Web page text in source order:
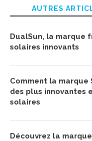
AUTRES
DualSun, la marque
solaires innovants
Comment la marque
des plus innovantes
solaires
Découvrez la